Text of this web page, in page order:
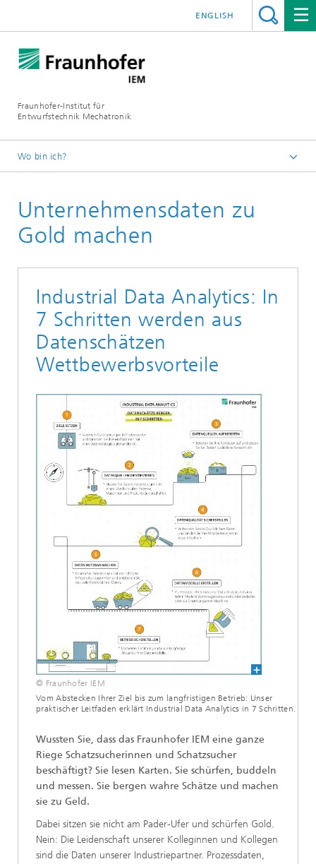
Fraunhofer-Institut für
Entwurfstechnik Mechatronik
ENGLISH
Wo bin ich?
Newsletter
Unternehmensdaten zu
Gold machen
Industrial Data Analytics: In
7 Schritten werden aus
Datenschätzen
Wettbewerbsvorteile
© Fraunhofer IEM
Vom Abstecken Ihrer Ziel bis zum langfristigen Betrieb: Unser
praktischer Leitfaden erklärt Industrial Data Analytics in 7 Schritten.
Wussten Sie, dass das Fraunhofer IEM eine ganze
Riege Schatzsucherinnen und Schatzsucher
beschäftigt? Sie lesen Karten. Sie schürfen, buddeln
und messen. Sie bergen wahre Schätze und machen
sie zu Geld.
Dabei sitzen sie nicht am Pader-Ufer und schürfen Gold.
Nein: Die Leidenschaft unserer Kolleginnen und Kollegen
sind die Daten unserer Industriepartner. Prozessdaten,